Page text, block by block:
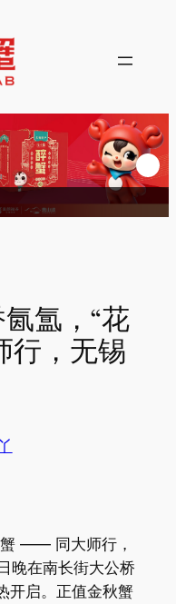
花小蟹醉蟹累计销量
氲，“花
，无锡
蟹 —— 同大师行，
晚在南长街大公桥
开启。正值金秋蟹